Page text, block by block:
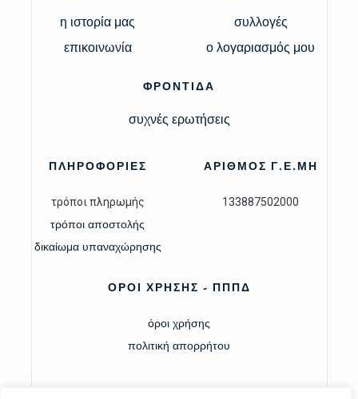
η ιστορία μας
επικοινωνία
συλλογές
ο λογαριασμός μου
ΦΡΟΝΤΙΔΑ
συχνές ερωτήσεις
ΠΛΗΡΟΦΟΡΙΕΣ
τρόποι πληρωμής
τρόποι αποστολής
δικαίωμα υπαναχώρησης
ΑΡΙΘΜΟΣ Γ.Ε.ΜΗ
133887502000
ΟΡΟΙ ΧΡΗΣΗΣ - ΠΠΠΔ
όροι χρήσης
πολιτική απορρήτου